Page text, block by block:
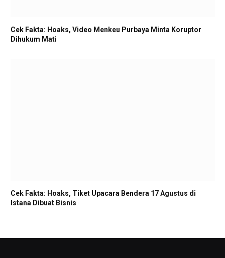
Cek Fakta: Hoaks, Video Menkeu Purbaya Minta Koruptor
Dihukum Mati
Cek Fakta: Hoaks, Tiket Upacara Bendera 17 Agustus di
Istana Dibuat Bisnis